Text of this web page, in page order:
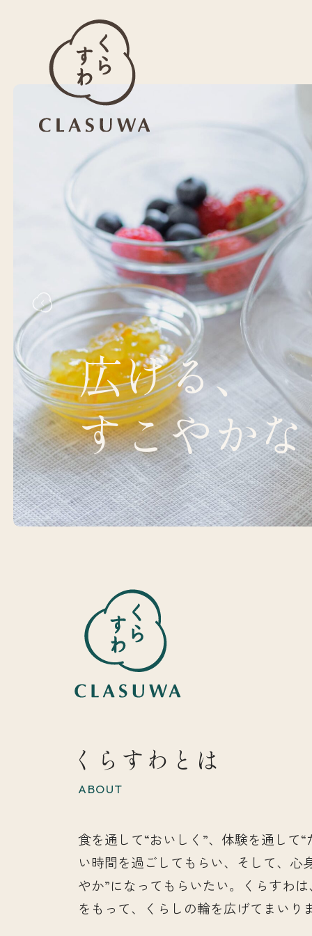
広げる、
すこやか
くらすわとは
ABOUT
食を通して“おいしく”、体験を通して“
い時間を過ごしてもらい、そして、心
やか”になってもらいたい。くらすわ
をもって、くらしの輪を広げてまいりま